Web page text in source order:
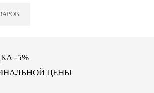
-5%
ЦЕНЫ